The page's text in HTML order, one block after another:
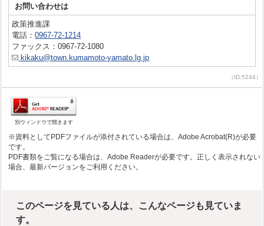
お問い合わせは
政策推進課
電話：0967-72-1214
ファックス：0967-72-1080
kikaku@town.kumamoto-yamato.lg.jp
（ID:5244）
別ウィンドウで開きます
※資料としてPDFファイルが添付されている場合は、Adobe Acrobat(R)が必要
です。
PDF書類をご覧になる場合は、Adobe Readerが必要です。正しく表示されない
場合、最新バージョンをご利用ください。
このページを見ている人は、こんなページも見ていま
す。